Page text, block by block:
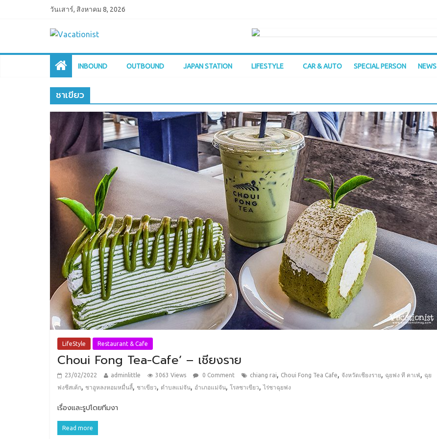
วันเสาร์, สิงหาคม 8, 2026
INBOUND OUTBOUND JAPAN STATION LIFESTYLE CAR & AUTO SPECIAL PERSON NEWS
ชาเขียว
LifeStyle Restaurant & Cafe
Choui Fong Tea-Cafe’ – เชียงราย
23/02/2022 adminlittle 3063 Views 0 Comment chiang rai, Choui Fong Tea Cafe, จังหวัดเชียงราย, ฉุยฟง ที คาเฟ่, ฉุย
ฟงชีสเค้ก, ชาอูหลงหอมหมื่นลี้, ชาเขียว, ตำบลแม่จัน, อำเภอแม่จัน, โรลชาเขียว,ไร่ชาฉุยฟง
เรื่องและรูปโดยทีมงา
Read more